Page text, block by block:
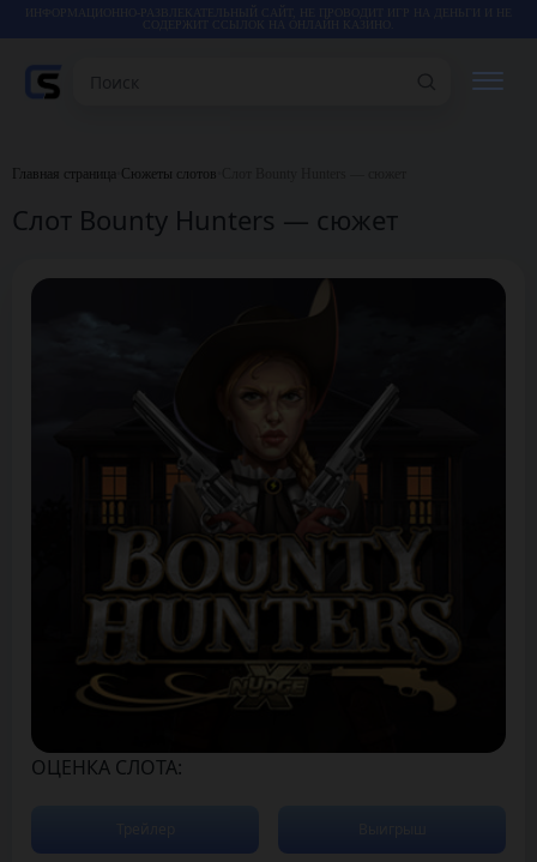
СОДЕРЖИТ ССЫЛОК НА ОНЛАЙН КАЗИНО.
КАЗИНО
Главная страница Сюжеты слотов
Слот Bounty Hunters — сюжет
ОЦЕНКА СЛОТА: